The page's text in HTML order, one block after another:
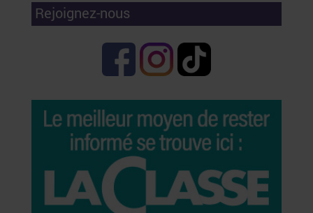
Rejoignez-nous